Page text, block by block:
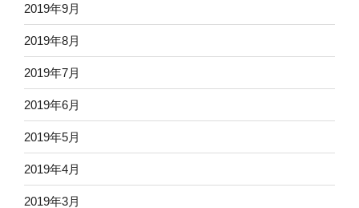
2019年9月
2019年8月
2019年7月
2019年6月
2019年5月
2019年4月
2019年3月